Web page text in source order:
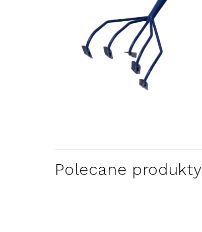
Polecane produkty